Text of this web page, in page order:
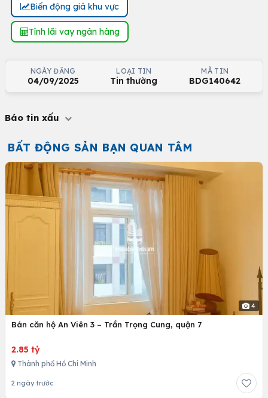
Biến động giá khu vực
Tính lãi vay ngân hàng
NGÀY ĐĂNG
04/09/2025
LOẠI TIN
Tin thường
MÃ TIN
BDG140642
Báo tin xấu
BẤT ĐỘNG SẢN BẠN QUAN TÂM
4
Bán căn hộ An Viên 3 – Trần Trọng Cung, quận 7
2.85 tỷ
Thành phố Hồ Chí Minh
2 ngày trước